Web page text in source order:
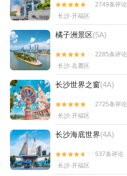


2749条评论
长沙·开福区
橘子洲景区(5A)


2285条评论
长沙·岳麓区
长沙世界之窗(4A)


2725条评论
长沙·开福区
长沙海底世界(4A)


537条评论
长沙·开福区